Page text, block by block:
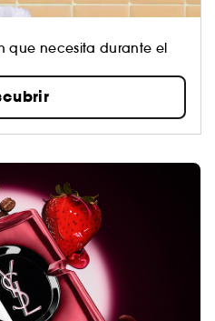
que necesita durante el